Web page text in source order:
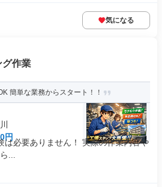
気になる
グ作業
簡単な業務からスタート！！
円
は必要ありません！ 実際の作業内容や
...